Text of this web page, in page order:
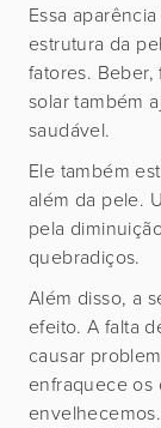
Essa
estrutura da
fatores.
solar também
saudável.
Ele também
além da pele.
pela
quebradiços.
Além disso, a
efeito. A falta
causar
enfraquece os
envelhecemos.